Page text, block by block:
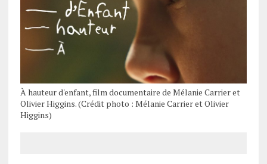
À hauteur d'enfant, film documentaire de Mélanie Carrier et
Olivier Higgins. (Crédit photo : Mélanie Carrier et Olivier
Higgins)